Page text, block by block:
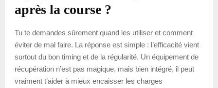
après la course ?
Tu te demandes sûrement quand les utiliser et comment
éviter de mal faire. La réponse est simple : l’efficacité vient
surtout du bon timing et de la régularité. Un équipement de
récupération n’est pas magique, mais bien intégré, il peut
vraiment t’aider à mieux encaisser les charges